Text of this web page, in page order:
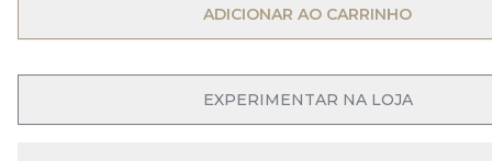
OPEN MENU
ADICIONAR AO CARRINHO
OPEN MENU
EXPERIMENTAR NA LOJA